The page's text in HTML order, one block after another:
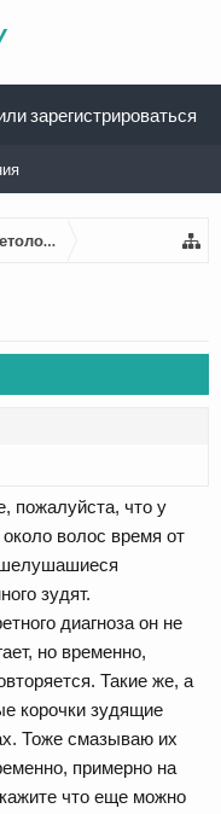
пожалуйста, что у
волос время от
зудят.
диагноза он не
но временно,
Такие же, а
корочки зудящие
Тоже смазываю их
примерно на
что еще можно
зарегистрироваться